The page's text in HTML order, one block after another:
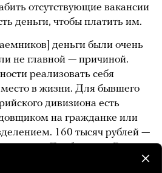
отсутствующие вакансии
деньги, чтобы платить им.
деньги были очень
не главной — причиной.
реализовать себя
в жизни. Для бывшего
дивизиона есть
на гражданке или
160 тысяч рублей —
и из Донбасса, из России.